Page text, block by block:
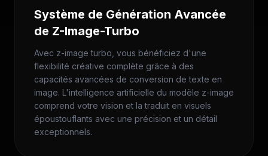
Système de Génération Avancée
de Z-Image-Turbo
Avec z-image turbo, vous bénéficiez d'une
flexibilité créative complète grâce à des
capacités avancées de conversion de texte en
image. L'intelligence artificielle du modèle z-image
comprend votre vision et la traduit en visuels
époustouflants avec une précision et un détail
exceptionnels.